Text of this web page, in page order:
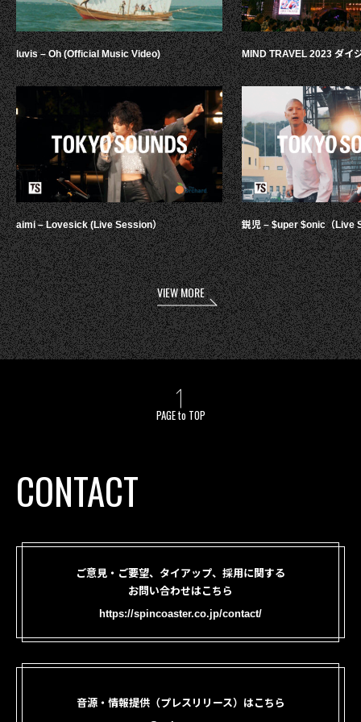
luvis – Oh (Official Music Video)
aimi – Lovesick (Live Session）
MIND TRAVEL 2023 ダイ
鋭児 – $uper $onic（Live
VIEW MORE
PAGE to TOP
CONTACT
ご意見・ご要望、タイアップ、採用に関する
お問い合わせはこちら
https://spincoaster.co.jp/contact/
音源・情報提供（プレスリリース）はこちら